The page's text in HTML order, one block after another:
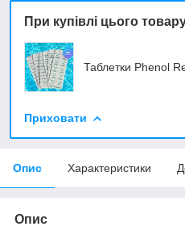
При купівлі цього
Таблетки Phenol
Приховати
Опис Характеристики
Опис